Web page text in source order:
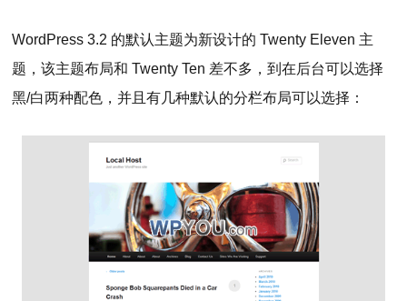
WordPress 3.2 的默认主题为新设计的 Twenty Eleven 主
题，该主题布局和 Twenty Ten 差不多，到在后台可以选择
黑/白两种配色，并且有几种默认的分栏布局可以选择：